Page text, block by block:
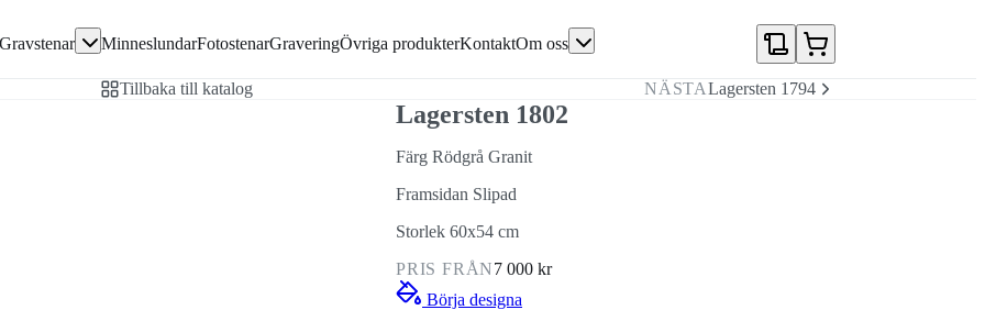
Gravstenar MinneslundarFotostenarGraveringÖvriga produkterKontaktOm oss
Tillbaka till katalog NÄSTALagersten 1794
Lagersten 1802
Färg Rödgrå Granit
Framsidan Slipad
Storlek 60x54 cm
PRIS FRÅN7 000 kr
Börja designa